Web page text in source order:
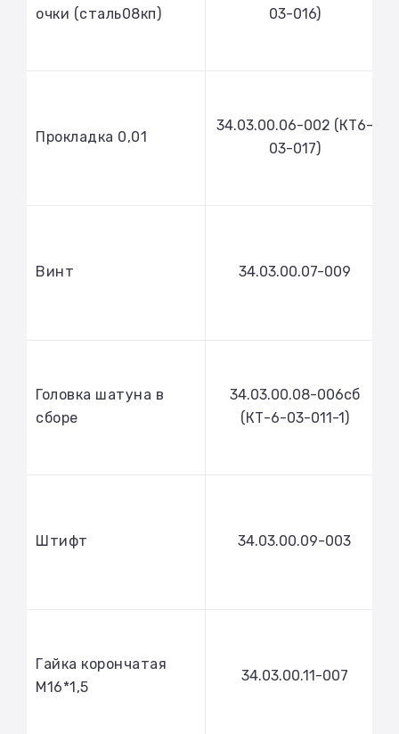
очки (сталь08кп)
03-016)
Прокладка 0,01
34.03.00.06-002 (КТ6-
03-017)
Винт 34.03.00.07-009
Головка шатуна в
сборе
34.03.00.08-006сб
(КТ-6-03-011-1)
Штифт 34.03.00.09-003
Гайка корончатая
М16*1,5
34.03.00.11-007